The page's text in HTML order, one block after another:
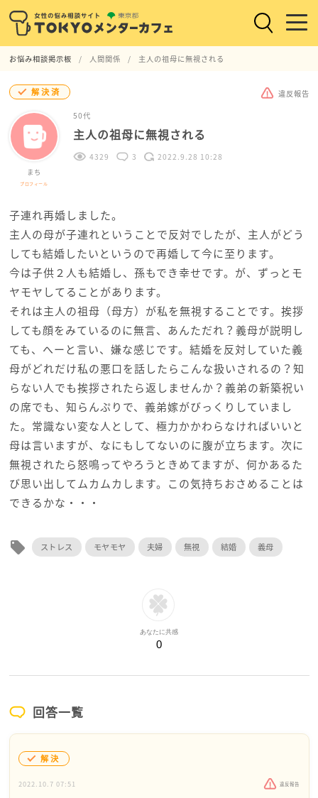
お悩み相談掲示板 人間関係 主人の祖母に無視される
解決済 違反報告
まち
プロフィール
50代
主人の祖母に無視される
4329 3 2022.9.28 10:28
子連れ再婚しました。
主人の母が子連れということで反対でしたが、主人がどう
しても結婚したいというので再婚して今に至ります。
今は子供２人も結婚し、孫もでき幸せです。が、ずっとモ
ヤモヤしてることがあります。
それは主人の祖母（母方）が私を無視することです。挨拶
しても顔をみているのに無言、あんただれ？義母が説明し
ても、へーと言い、嫌な感じです。結婚を反対していた義
母がどれだけ私の悪口を話したらこんな扱いされるの？知
らない人でも挨拶されたら返しませんか？義弟の新築祝い
の席でも、知らんぷりで、義弟嫁がびっくりしていまし
た。常識ない変な人として、極力かかわらなければいいと
母は言いますが、なにもしてないのに腹が立ちます。次に
無視されたら怒鳴ってやろうときめてますが、何かあるた
び思い出してムカムカします。この気持ちおさめることは
できるかな・・・
local_offer ストレス モヤモヤ 夫婦 無視 結婚 義母
あなたに共感
0
回答一覧
解決
2022.10.7 07:51 違反報告